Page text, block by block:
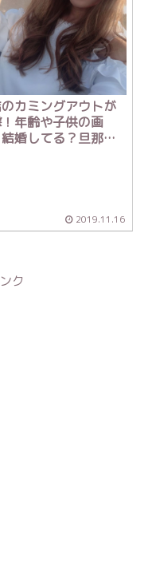
カミングアウトが
年齢や子供の画
婚してる？旦那
2019.11.16
ク